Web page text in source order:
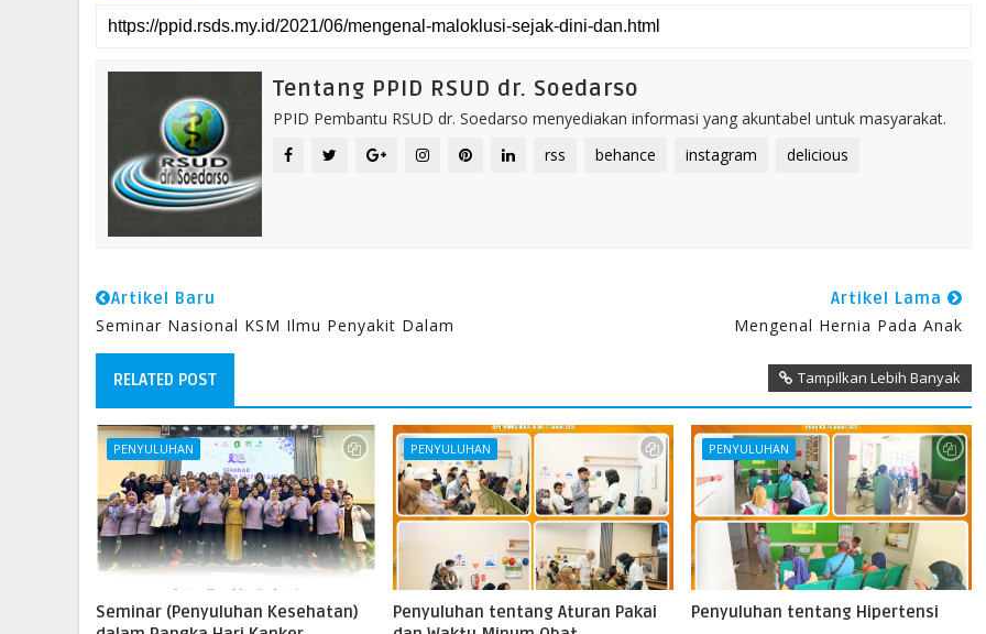
Tentang PPID RSUD dr. Soedarso
PPID Pembantu RSUD dr. Soedarso menyediakan informasi yang akuntabel untuk masyarakat.
rss
behance instagram delicious
Artikel Baru
Seminar Nasional KSM Ilmu Penyakit Dalam
Artikel Lama
Mengenal Hernia Pada Anak
RELATED POST Tampilkan Lebih Banyak
PENYULUHAN
Seminar (Penyuluhan Kesehatan)
PENYULUHAN
Penyuluhan tentang Aturan Pakai
PENYULUHAN
Penyuluhan tentang Hipertensi